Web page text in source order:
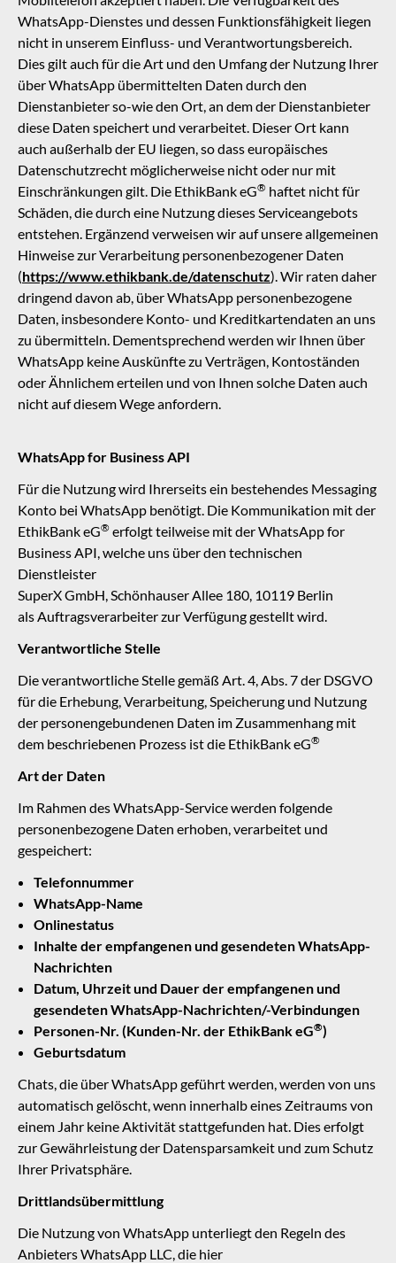
WhatsApp-Dienstes und dessen Funktionsfähigkeit liegen
nicht in unserem Einfluss- und Verantwortungsbereich.
Dies gilt auch für die Art und den Umfang der Nutzung Ihrer
über WhatsApp übermittelten Daten durch den
Dienstanbieter so-wie den Ort, an dem der Dienstanbieter
diese Daten speichert und verarbeitet. Dieser Ort kann
auch außerhalb der EU liegen, so dass europäisches
Datenschutzrecht möglicherweise nicht oder nur mit
Einschränkungen gilt. Die EthikBank eG® haftet nicht für
Schäden, die durch eine Nutzung dieses Serviceangebots
entstehen. Ergänzend verweisen wir auf unsere allgemeinen
Hinweise zur Verarbeitung personenbezogener Daten
(https://www.ethikbank.de/datenschutz). Wir raten daher
dringend davon ab, über WhatsApp personenbezogene
Daten, insbesondere Konto- und Kreditkartendaten an uns
zu übermitteln. Dementsprechend werden wir Ihnen über
WhatsApp keine Auskünfte zu Verträgen, Kontoständen
oder Ähnlichem erteilen und von Ihnen solche Daten auch
nicht auf diesem Wege anfordern.
WhatsApp for Business API
Für die Nutzung wird Ihrerseits ein bestehendes Messaging
Konto bei WhatsApp benötigt. Die Kommunikation mit der
EthikBank eG® erfolgt teilweise mit der WhatsApp for
Business API, welche uns über den technischen
Dienstleister
SuperX GmbH, Schönhauser Allee 180, 10119 Berlin
als Auftragsverarbeiter zur Verfügung gestellt wird.
Verantwortliche Stelle
Die verantwortliche Stelle gemäß Art. 4, Abs. 7 der DSGVO
für die Erhebung, Verarbeitung, Speicherung und Nutzung
der personengebundenen Daten im Zusammenhang mit
dem beschriebenen Prozess ist die EthikBank eG®
Art der Daten
Im Rahmen des WhatsApp-Service werden folgende
personenbezogene Daten erhoben, verarbeitet und
gespeichert:
Telefonnummer
WhatsApp-Name
Onlinestatus
Inhalte der empfangenen und gesendeten WhatsApp-
Nachrichten
Datum, Uhrzeit und Dauer der empfangenen und
gesendeten WhatsApp-Nachrichten/-Verbindungen
Personen-Nr. (Kunden-Nr. der EthikBank eG®)
Geburtsdatum
Chats, die über WhatsApp geführt werden, werden von uns
automatisch gelöscht, wenn innerhalb eines Zeitraums von
einem Jahr keine Aktivität stattgefunden hat. Dies erfolgt
zur Gewährleistung der Datensparsamkeit und zum Schutz
Ihrer Privatsphäre.
Drittlandsübermittlung
Die Nutzung von WhatsApp unterliegt den Regeln des
Anbieters WhatsApp LLC, die hier